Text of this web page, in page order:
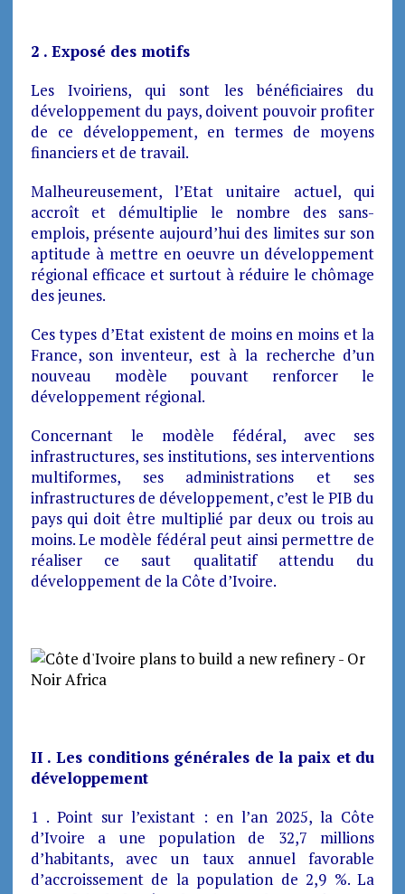
2 . Exposé des motifs
Les Ivoiriens, qui sont les bénéficiaires du
développement du pays, doivent pouvoir profiter
de ce développement, en termes de moyens
financiers et de travail.
Malheureusement, l’Etat unitaire actuel, qui
accroît et démultiplie le nombre des sans-
emplois, présente aujourd’hui des limites sur son
aptitude à mettre en oeuvre un développement
régional efficace et surtout à réduire le chômage
des jeunes.
Ces types d’Etat existent de moins en moins et la
France, son inventeur, est à la recherche d’un
nouveau modèle pouvant renforcer le
développement régional.
Concernant le modèle fédéral, avec ses
infrastructures, ses institutions, ses interventions
multiformes, ses administrations et ses
infrastructures de développement, c’est le PIB du
pays qui doit être multiplié par deux ou trois au
moins. Le modèle fédéral peut ainsi permettre de
réaliser ce saut qualitatif attendu du
développement de la Côte d’Ivoire.
II . Les conditions générales de la paix et du
développement
1 . Point sur l’existant : en l’an 2025, la Côte
d’Ivoire a une population de 32,7 millions
d’habitants, avec un taux annuel favorable
d’accroissement de la population de 2,9 %. La